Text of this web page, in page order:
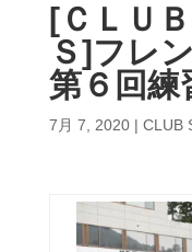
[ＣＬＵ
Ｓ]フレ
第６回練
7月 7, 2020| CLUB